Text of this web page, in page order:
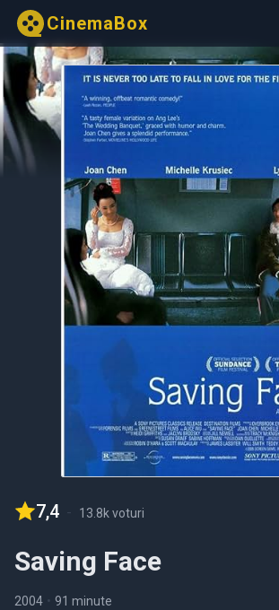
CinemaBox
7,4 - 13.8k voturi
Saving Face
2004 • 91 minute